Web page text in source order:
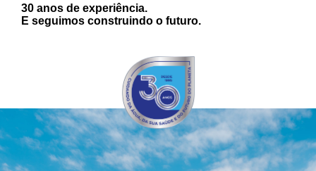
30 anos de experiência.
E seguimos construindo o futuro.